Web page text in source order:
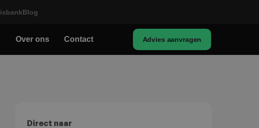
Blog
Over ons Contact Advies aanvragen
Direct naar